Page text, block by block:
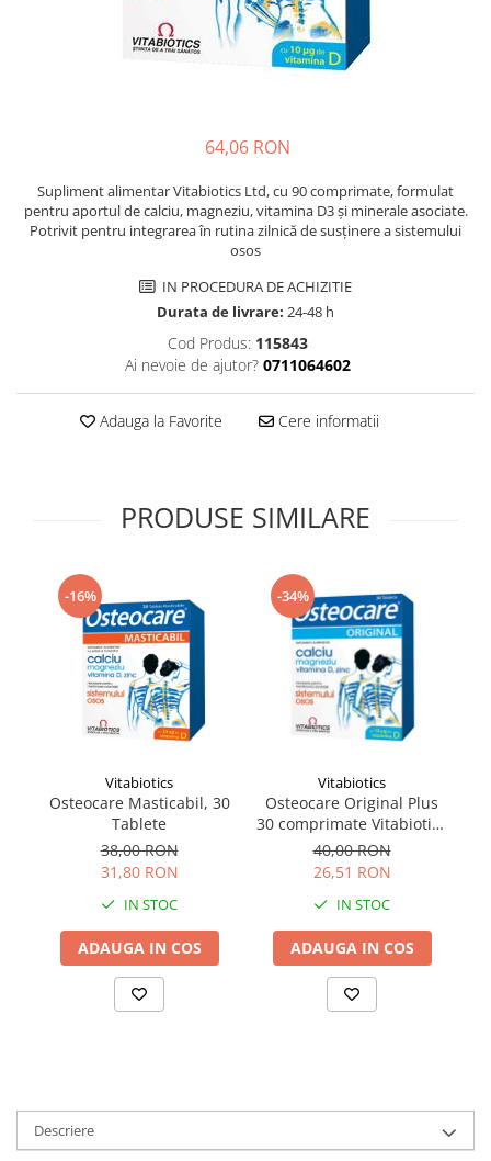
Sistemul respirator
Slabire si control greutate
Supliment Complexe
Supliment Vitamina D3
Supliment Zinc
Tincturi si Gemoderivate
Tuse gat si respiratie
Vitamine si minerale
Balsam masca si tratament
64,06 RON
Supliment alimentar Vitabiotics Ltd, cu 90 comprimate, formulat
pentru aportul de calciu, magneziu, vitamina D3 și minerale asociate.
Potrivit pentru integrarea în rutina zilnică de susținere a sistemului
osos
IN PROCEDURA DE ACHIZITIE
Durata de livrare: 24-48 h
Cod Produs: 115843
Ai nevoie de ajutor? 0711064602
Adauga la Favorite Cere informatii
PRODUSE SIMILARE
-16%
Vitabiotics
Osteocare Masticabil, 30
Tablete
38,00 RON
31,80 RON
IN STOC
ADAUGA IN COS
-34%
Vitabiotics
Osteocare Original Plus
30 comprimate Vitabiotics
Ltd
40,00 RON
26,51 RON
IN STOC
ADAUGA IN COS
Descriere